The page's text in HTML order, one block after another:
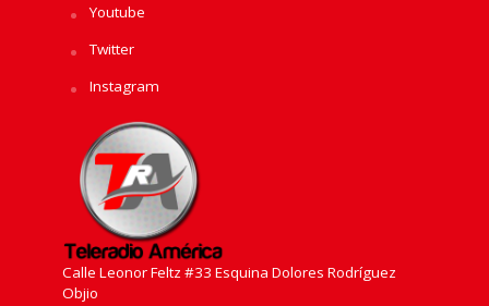
Youtube
Twitter
Instagram
Calle Leonor Feltz #33 Esquina Dolores Rodríguez
Objio